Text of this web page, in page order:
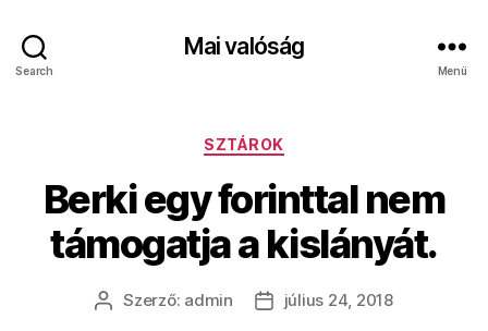
Search
Mai valóság
Menü
Kategóriák
SZTÁROK
Berki egy forinttal nem
támogatja a kislányát.
Bejegyzés
Szerző: admin
Bejegyzés
július 24, 2018